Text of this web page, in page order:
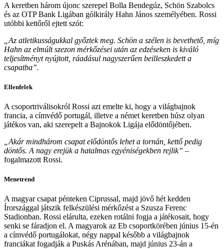
A keretben három újonc szerepel Bolla Bendegúz, Schön Szabolcs
és az OTP Bank Ligában gólkirály Hahn János személyében. Rossi
utóbbi kettőről ejtett szót:
„Az atletikusságukkal győztek meg. Schön a szélen is bevethető, míg
Hahn az elmúlt szezon mérkőzései után az edzéseken is kiváló
teljesítményt nyújtott, ráadásul nagyszerűen beilleszkedett a
csapatba”.
Ellenfelek
A csoportriválisokról Rossi azt emelte ki, hogy a világbajnok
francia, a címvédő portugál, illetve a német keretben húsz olyan
játékos van, aki szerepelt a Bajnokok Ligája elődöntőjében.
„Akár mindhárom csapat elődöntős lehet a tornán, kettő pedig
döntős. A nagy erejük a hatalmas egyéniségekben rejlik” –
fogalmazott Rossi.
Menetrend
A magyar csapat pénteken Ciprussal, majd jövő hét kedden
Írországgal játszik felkészülési mérkőzést a Szusza Ferenc
Stadionban. Rossi elárulta, ezeken rotálni fogja a játékosait, hogy
senki se fáradjon el. A magyarok az Eb csoportkörében június 15-én
a címvédő portugálokat, négy nappal később a világbajnok
franciákat fogadják a Puskás Arénában, majd június 23-án a